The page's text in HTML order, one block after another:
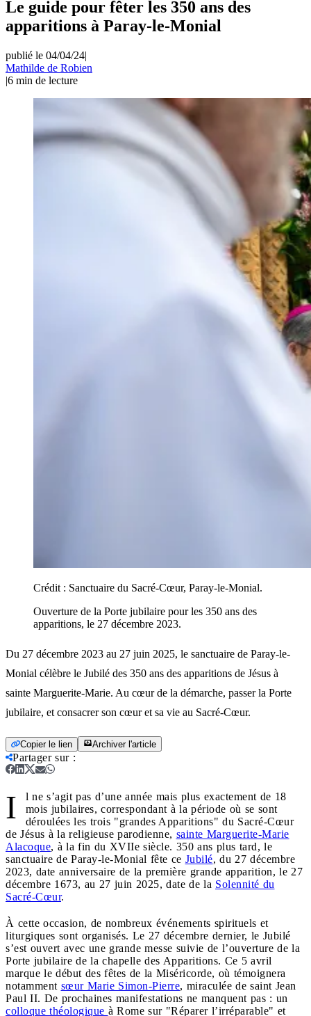
Le guide pour fêter les 350 ans des
apparitions à Paray-le-Monial
publié le 04/04/24|
Mathilde de Robien
|6 min de lecture
Crédit : Sanctuaire du Sacré-Cœur, Paray-le-Monial.
Ouverture de la Porte jubilaire pour les 350 ans des
apparitions, le 27 décembre 2023.
Du 27 décembre 2023 au 27 juin 2025, le sanctuaire de Paray-le-
Monial célèbre le Jubilé des 350 ans des apparitions de Jésus à
sainte Marguerite-Marie. Au cœur de la démarche, passer la Porte
jubilaire, et consacrer son cœur et sa vie au Sacré-Cœur.
Copier le lien Archiver l'article
Partager sur:
I
l ne s’agit pas d’une année mais plus exactement de 18
mois jubilaires, correspondant à la période où se sont
déroulées les trois "grandes Apparitions" du Sacré-Cœur
de Jésus à la religieuse parodienne, sainte Marguerite-Marie
Alacoque, à la fin du XVIIe siècle. 350 ans plus tard, le
sanctuaire de Paray-le-Monial fête ce Jubilé, du 27 décembre
2023, date anniversaire de la première grande apparition, le 27
décembre 1673, au 27 juin 2025, date de la Solennité du
Sacré-Cœur.
À cette occasion, de nombreux événements spirituels et
liturgiques sont organisés. Le 27 décembre dernier, le Jubilé
s’est ouvert avec une grande messe suivie de l’ouverture de la
Porte jubilaire de la chapelle des Apparitions. Ce 5 avril
marque le début des fêtes de la Miséricorde, où témoignera
notamment sœur Marie Simon-Pierre, miraculée de saint Jean
Paul II. De prochaines manifestations ne manquent pas : un
colloque théologique à Rome sur "Réparer l’irréparable" et